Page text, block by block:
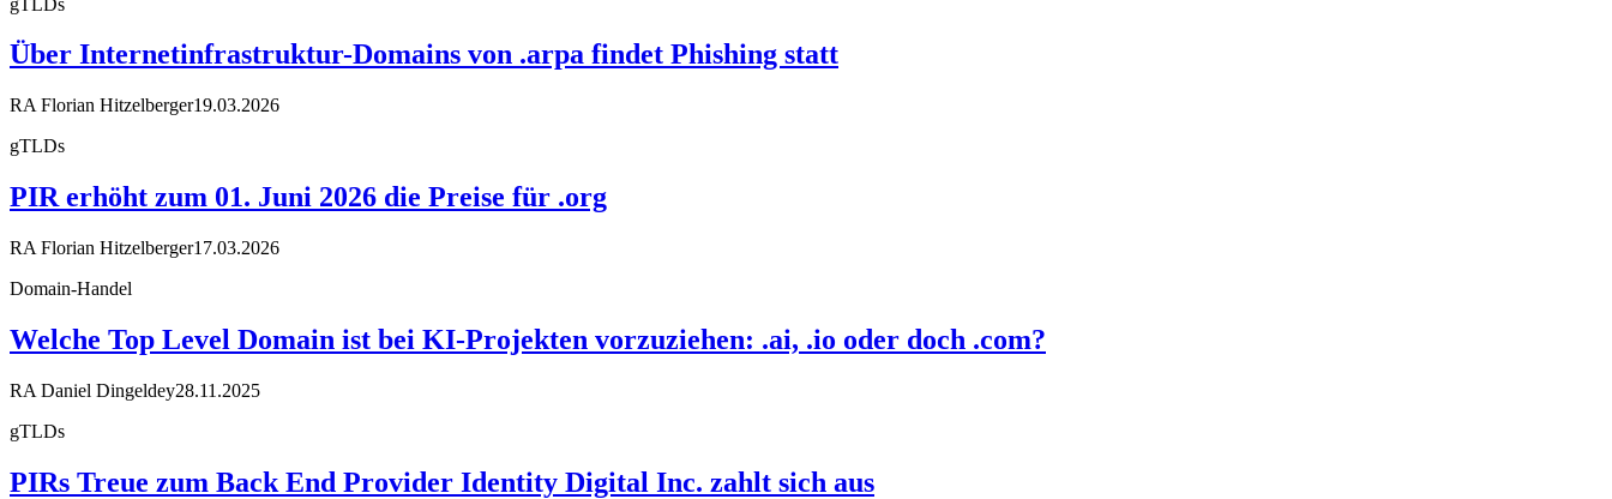
Über Internetinfrastruktur-Domains von .arpa findet Phishing statt
RA Florian Hitzelberger19.03.2026
gTLDs
PIR erhöht zum 01. Juni 2026 die Preise für .org
RA Florian Hitzelberger17.03.2026
Domain-Handel
Welche Top Level Domain ist bei KI-Projekten vorzuziehen: .ai, .io oder doch .com?
RA Daniel Dingeldey28.11.2025
gTLDs
PIRs Treue zum Back End Provider Identity Digital Inc. zahlt sich aus